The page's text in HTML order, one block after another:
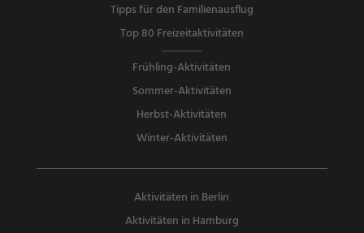
Tipps für den Familienausflug
Top 80 Freizeitaktivitäten
Frühling-Aktivitäten
Sommer-Aktivitäten
Herbst-Aktivitäten
Winter-Aktivitäten
Aktivitäten in Berlin
Aktivitäten in Hamburg